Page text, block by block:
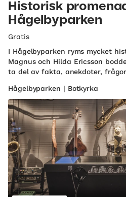
Historisk
Hågelbyparken
Gratis
I Hågelbyparken ryms mycket
Magnus och Hilda Ericsson
ta del av fakta, anekdoter,
Hågelbyparken | Botkyrka